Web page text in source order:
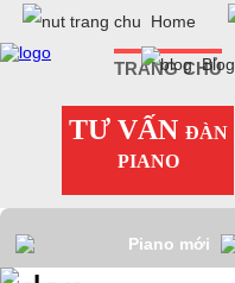
Home
Blog
TRANG CHỦ
TƯ VẤN ĐÀN
PIANO
Piano mới